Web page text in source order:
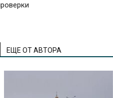
ЕЩЕ ОТ АВТОРА